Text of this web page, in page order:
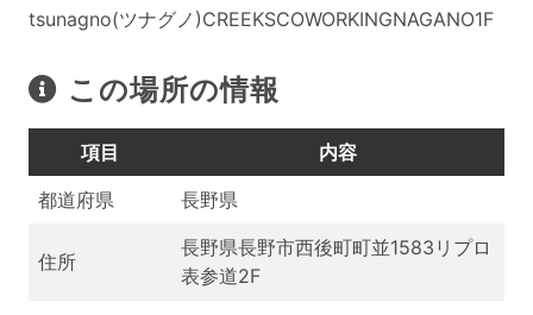
tsunagno(ツナグノ)CREEKSCOWORKINGNAGANO1F
この場所の情報
項目
内容
都道府県
長野県
住所
長野県長野市西後町町並1583リプロ
表参道2F